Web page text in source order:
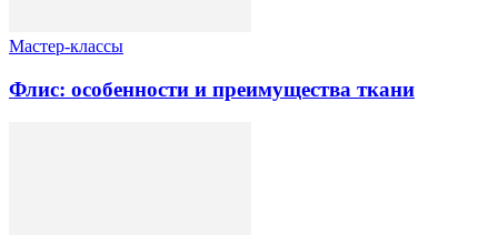
Мастер-классы
Флис: особенности и преимущества ткани